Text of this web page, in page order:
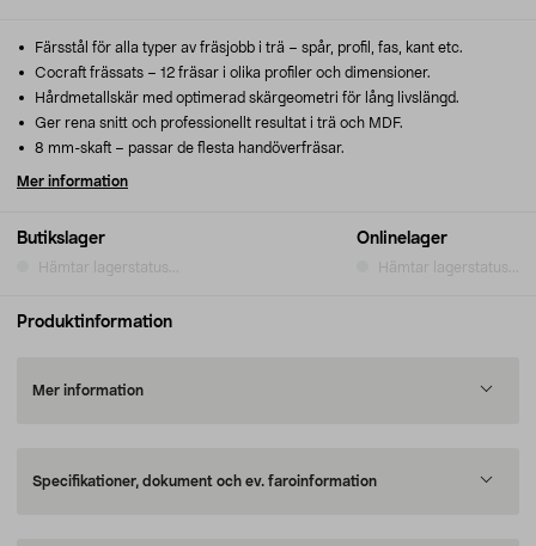
Butikslager
Hämtar lagerstatus...
Onlinelager
Hämtar lagerstatus...
Färsstål för alla typer av fräsjobb i trä – spår, profil, fas, kant etc.
Cocraft frässats – 12 fräsar i olika profiler och dimensioner.
Hårdmetallskär med optimerad skärgeometri för lång livslängd.
Ger rena snitt och professionellt resultat i trä och MDF.
8 mm-skaft – passar de flesta handöverfräsar.
Mer information
Produktinformation
Mer information
Specifikationer, dokument och ev. faroinformation